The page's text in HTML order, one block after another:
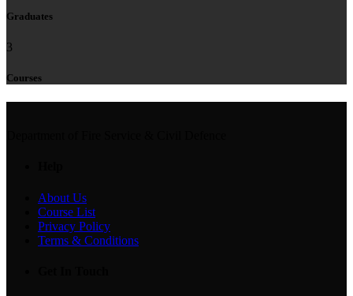
Graduates
3
Courses
About Us
Course List
Privacy Policy
Terms & Conditions